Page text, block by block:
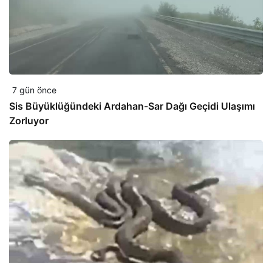
7 gün önce
Sis Büyüklüğündeki Ardahan-Sar Dağı Geçidi Ulaşımı
Zorluyor